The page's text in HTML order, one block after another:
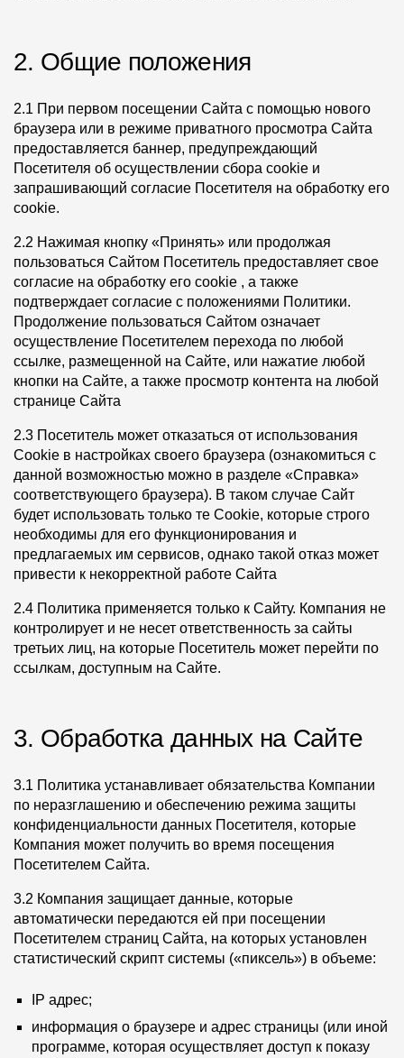
Рекламные материалы
Гарантии
Чертежи
Текстуры
Вопрос-ответ/Faq
Статьи
Сервисы
Конструктор
Калькулятор
Цены
Компания
О компании
Контакты
Контроль качества кровли
Качество фасадов
Отправка рекламации
Вакансии
B2B
Москва
Где купить?
2. Общие положения
2.1 При первом посещении Сайта с помощью нового
браузера или в режиме приватного просмотра Сайта
предоставляется баннер, предупреждающий
Посетителя об осуществлении сбора cookie и
запрашивающий согласие Посетителя на обработку его
cookie.
2.2 Нажимая кнопку «Принять» или продолжая
пользоваться Сайтом Посетитель предоставляет свое
согласие на обработку его cookie , а также
подтверждает согласие с положениями Политики.
Продолжение пользоваться Сайтом означает
осуществление Посетителем перехода по любой
ссылке, размещенной на Сайте, или нажатие любой
кнопки на Сайте, а также просмотр контента на любой
странице Сайта
2.3 Посетитель может отказаться от использования
Cookie в настройках своего браузера (ознакомиться с
данной возможностью можно в разделе «Справка»
соответствующего браузера). В таком случае Сайт
будет использовать только те Cookie, которые строго
необходимы для его функционирования и
предлагаемых им сервисов, однако такой отказ может
привести к некорректной работе Сайта
2.4 Политика применяется только к Сайту. Компания не
контролирует и не несет ответственность за сайты
третьих лиц, на которые Посетитель может перейти по
ссылкам, доступным на Сайте.
3. Обработка данных на Сайте
3.1 Политика устанавливает обязательства Компании
по неразглашению и обеспечению режима защиты
конфиденциальности данных Посетителя, которые
Компания может получить во время посещения
Посетителем Сайта.
3.2 Компания защищает данные, которые
автоматически передаются ей при посещении
Посетителем страниц Сайта, на которых установлен
статистический скрипт системы («пиксель») в объеме:
IP адрес;
информация о браузере и адрес страницы (или иной
программе, которая осуществляет доступ к показу